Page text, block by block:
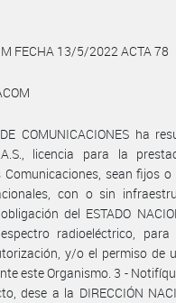
FECHA 13/5/2022 ACTA 78
COMUNICACIONES ha
licencia para la
sean fijos
con o sin
del ESTADO
radioeléctrico,
y/o el permiso de
este Organismo. 3 -
dese a la DIRECCIÓN